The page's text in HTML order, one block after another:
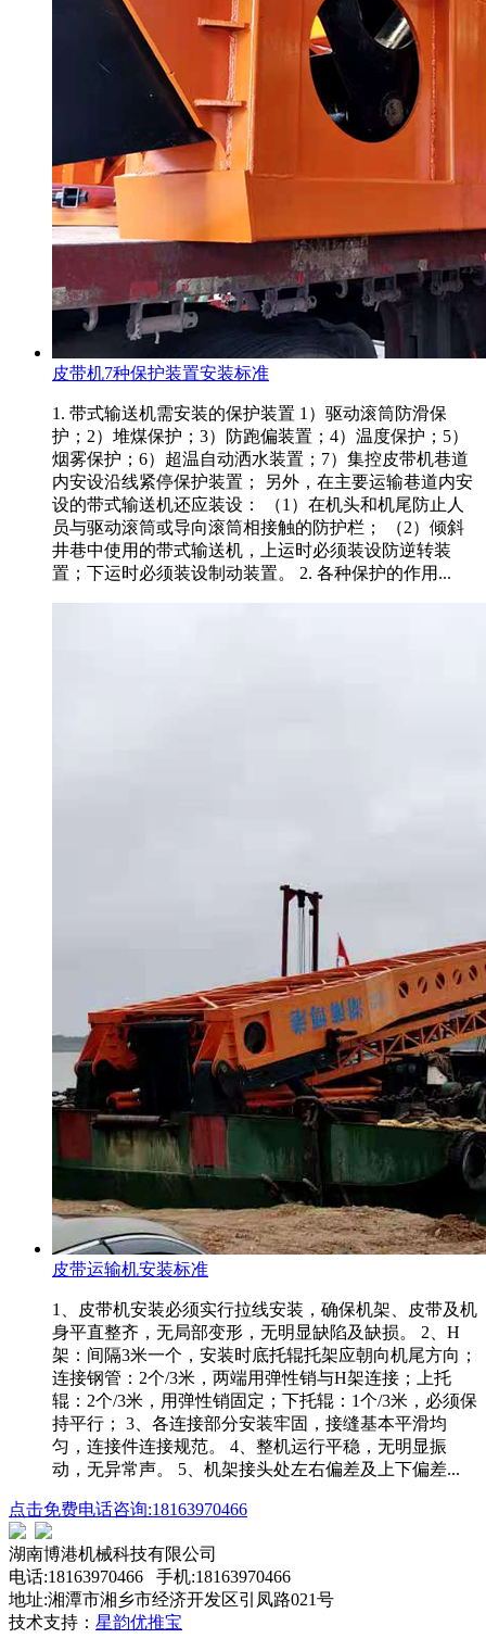
皮带机7种保护装置安装标准
1. 带式输送机需安装的保护装置 1）驱动滚筒防滑保
护；2）堆煤保护；3）防跑偏装置；4）温度保护；5）
烟雾保护；6）超温自动洒水装置；7）集控皮带机巷道
内安设沿线紧停保护装置； 另外，在主要运输巷道内安
设的带式输送机还应装设： （1）在机头和机尾防止人
员与驱动滚筒或导向滚筒相接触的防护栏； （2）倾斜
井巷中使用的带式输送机，上运时必须装设防逆转装
置；下运时必须装设制动装置。 2. 各种保护的作用...
皮带运输机安装标准
1、皮带机安装必须实行拉线安装，确保机架、皮带及机
身平直整齐，无局部变形，无明显缺陷及缺损。 2、H
架：间隔3米一个，安装时底托辊托架应朝向机尾方向；
连接钢管：2个/3米，两端用弹性销与H架连接；上托
辊：2个/3米，用弹性销固定；下托辊：1个/3米，必须保
持平行； 3、各连接部分安装牢固，接缝基本平滑均
匀，连接件连接规范。 4、整机运行平稳，无明显振
动，无异常声。 5、机架接头处左右偏差及上下偏差...
点击免费电话咨询:18163970466
湖南博港机械科技有限公司
电话:18163970466 手机:18163970466
地址:湘潭市湘乡市经济开发区引凤路021号
技术支持： 星韵优推宝